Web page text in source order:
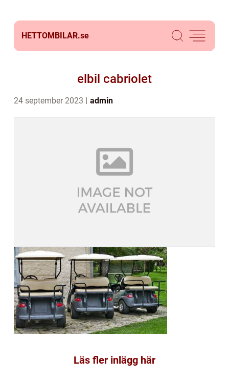
HETTOMBILAR.se
elbil cabriolet
24 september 2023 admin
Läs fler inlägg här